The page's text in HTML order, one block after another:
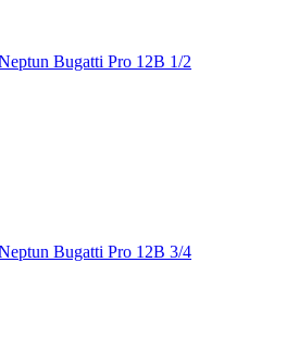
Bugatti Pro 12В 1/2
Bugatti Pro 12В 3/4